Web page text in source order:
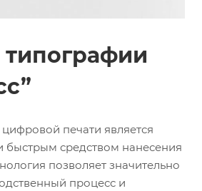
типографии
печати является
средством нанесения
позволяет значительно
процесс и